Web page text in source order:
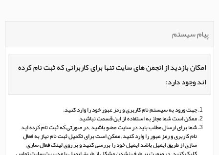
پیام سیستم
امکان بازدید از انجمن های سایت تنها برای کاربرانی که ثبت نام کرده
اند وجود دارد:
جهت ورود به سیستم نام کاربری و رمز عبور خود را وارد کنید.
ممکن است شما مجاز به استفاده از این قسمت نباشید
شما برای ارسال مطلب باید در سایت عضو باشید , در صورتی که ثبت نام کرده اید
نام کاربری و رمز عبور را وارد کنید , ممکن است برای تکمیل ثبت نام نیاز به فعال
سازی از طریق ایمیل باشد ایمیل خود را بررسی کنید و بر روی لینک فعال سازی